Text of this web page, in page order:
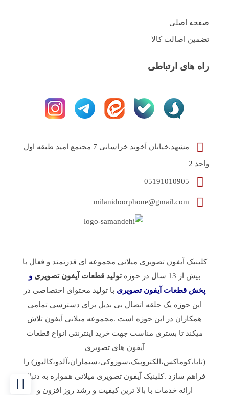
صفحه اصلی
تضمین اصالت کالا
راه های ارتباطی
مشهد.خیابان آخوند خراسانی 7 مجتمع امید طبقه اول
واحد 2
کلینیک آیفون تصویری میلانی مجموعه ای قدرتمند و فعال با
بیش از 13 سال در حوزه
تولید قطعات آیفون تصویری و
پخش قطعات آیفون تصویری با تولید محتوای اختصاصی در
این حوزه یک حلقه اتصال بی بدیل برای دسترسی تمامی
همکاران در این حوزه است .مجموعه میلانی آیفون تلاش
میکند تا بستری مناسب جهت خرید اینترنتی انواع قطعات
آیفون های تصویری
(تابا،کوماکس،الکتروپیک،سوزوکی،سیماران،آلدو،کالیوز) را
فراهم سازد .کلینیک آیفون تصویری میلانی همواره به دنبال
ارائه خدمات با بالا ترین کیفیت و رشد روز افزون و